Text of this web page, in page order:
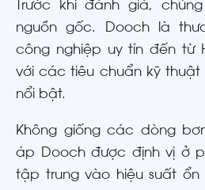
Trước khi đánh giá,
nguồn gốc. Dooch là
công nghiệp uy tín đến từ
với các tiêu chuẩn kỹ
nổi bật.
Không giống các dòng
áp Dooch được định vị ở
tập trung vào hiệu suất